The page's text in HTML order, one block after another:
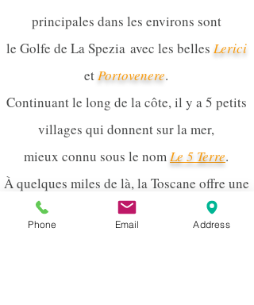
principales dans les environs sont
le Golfe de La Speziaavec les belles Lerici
etPortovenere.
Continuant le long de la côte, il y a 5 petits
villages qui donnent sur la mer,
mieux connu sous le nomLe 5 Terre.
À quelques miles de là, la Toscane offre une
vue splendide
Phone Email Address